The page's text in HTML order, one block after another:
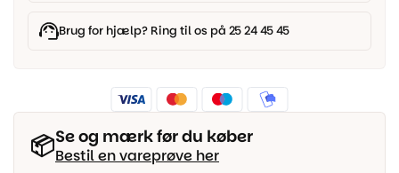
Sorrento
Brug for hjælp? Ring til os på 25 24 45 45
📦Se og mærk før du køber
Bestil en vareprøve her